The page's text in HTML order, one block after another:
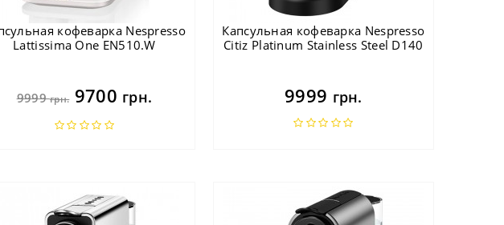
кофеварка Nespresso
Lattissima One EN510.W
9999грн.9700 грн.
Капсульная кофеварка Nespresso
Citiz Platinum Stainless Steel D140
9999 грн.